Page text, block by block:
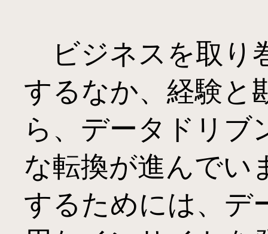
ビジネスを取り
するなか、経験と
ら、データドリブ
な転換が進んでい
するためには、デ